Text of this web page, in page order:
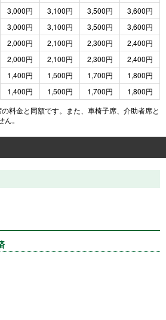
3,000円 3,100円 3,500円
3,600円
3,000円 3,100円 3,500円
3,600円
2,000円 2,100円 2,300円
2,400円
2,000円 2,100円 2,300円
2,400円
1,400円 1,500円 1,700円
1,800円
1,400円 1,500円 1,700円
1,800円
料金と同額です。また、車椅子席、介助者席と
。